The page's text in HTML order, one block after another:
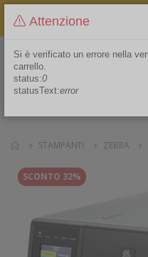
Il sito non chiude mai
agosto
Area Riservata
STAMPANTI ZEBRA
SCONTO 32%
Attenzione
Si è verificato un errore nella
carrello.
status:0
statusText:error